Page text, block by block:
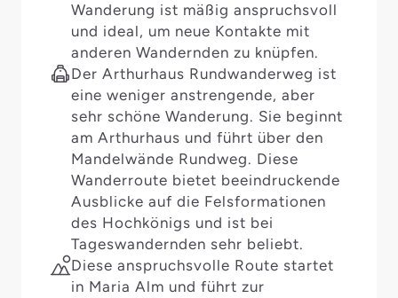
Wanderung ist mäßig anspruchsvoll
und ideal, um neue Kontakte mit
anderen Wandernden zu knüpfen.
Der Arthurhaus Rundwanderweg ist
eine weniger anstrengende, aber
sehr schöne Wanderung. Sie beginnt
am Arthurhaus und führt über den
Mandelwände Rundweg. Diese
Wanderroute bietet beeindruckende
Ausblicke auf die Felsformationen
des Hochkönigs und ist bei
Tageswandernden sehr beliebt.
Diese anspruchsvolle Route startet
in Maria Alm und führt zur